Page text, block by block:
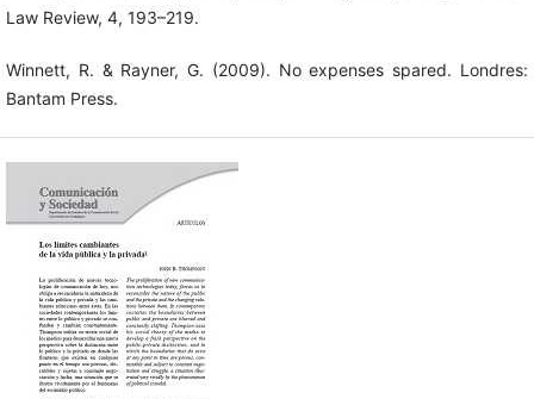
Law Review, 4, 193–219.
Winnett, R. & Rayner, G. (2009). No expenses spared. Londres:
Bantam Press.